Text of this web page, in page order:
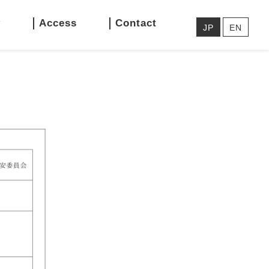
Access Contact JP EN